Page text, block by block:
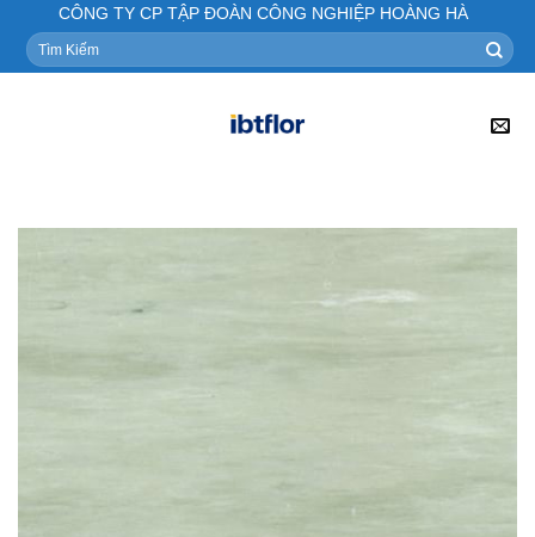
content
CÔNG TY CP TẬP ĐOÀN CÔNG NGHIỆP HOÀNG HÀ
Tìm
kiếm: